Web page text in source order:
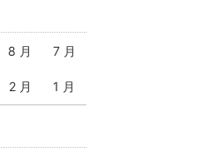
8 月 7 月
2 月 1 月